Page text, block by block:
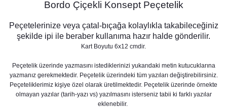
Bordo Çiçek Konsept Baskılı Peçete
Bordo Çiçekli Konsept Peçetelik
Peçetelerinize veya çatal-bıçağa kolaylıkla takabileceğiniz
şekilde ipi ile beraber kullanıma hazır halde gönderilir.
Kart Boyutu 6x12 cmdir.
Peçetelik üzerinde yazmasını istediklerinizi yukarıdaki metin kutucuklarına
yazmanız gerekmektedir. Peçetelik üzerindeki tüm yazıları değiştirebilirsiniz.
Peçeteliklerimiz kişiye özel olarak üretilmektedir. Peçetelik üzerinde örnekte
olmayan yazılar (tarih-yazı vs) yazılmasını isterseniz tabii ki farklı yazılar
eklenebilir.